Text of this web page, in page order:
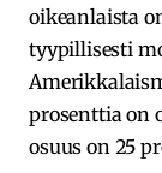
oikeanlaista
tyypillisesti
prosenttia on
osuus on 25